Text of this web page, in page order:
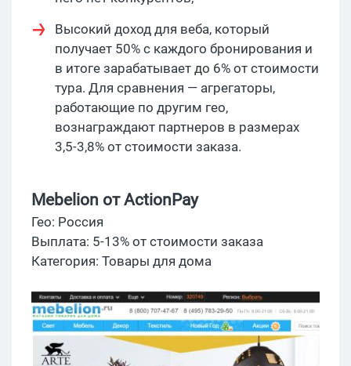
Высокий доход для веба, который
получает 50% с каждого бронирования и
в итоге зарабатывает до 6% от стоимости
тура. Для сравнения — агрегаторы,
работающие по другим гео,
вознаграждают партнеров в размерах
3,5-3,8% от стоимости заказа.
Mebelion от ActionPay
Гео: Россия
Выплата: 5-13% от стоимости заказа
Категория: Товары для дома